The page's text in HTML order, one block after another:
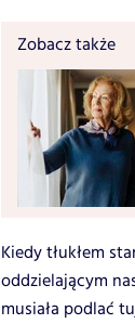
Zobacz także
Kiedy tłukłem
oddzielającym
musiała podlać